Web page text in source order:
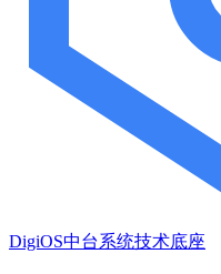
DigiOS中台系统技术底座